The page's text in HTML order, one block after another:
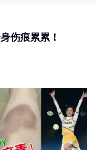
伤痕累累！